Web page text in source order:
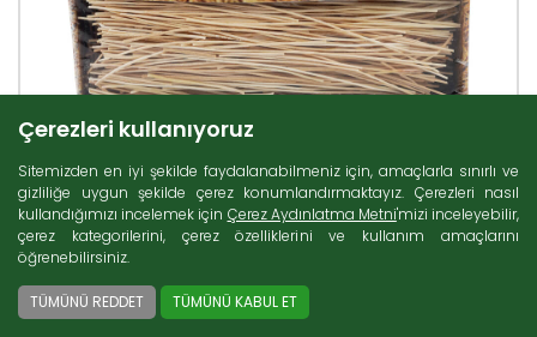
Çerezleri kullanıyoruz
Sitemizden en iyi şekilde faydalanabilmeniz için, amaçlarla sınırlı ve
gizliliğe uygun şekilde çerez konumlandırmaktayız. Çerezleri nasıl
kullandığımızı incelemek için Çerez Aydınlatma Metni'mizi inceleyebilir,
çerez kategorilerini, çerez özelliklerini ve kullanım amaçlarını
öğrenebilirsiniz.
TÜMÜNÜ REDDET TÜMÜNÜ KABUL ET